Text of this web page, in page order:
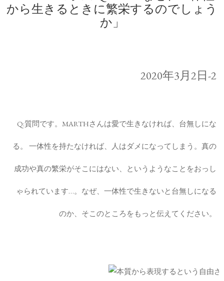
から生きるときに繁栄するのでしょう
か」
2020年3月2日-2
Q:質問です。MARTHさんは愛で生きなければ、台無しにな
る。 一体性を持たなければ、人はダメになってしまう。真の
成功や真の繁栄がそこにはない、というようなことをおっし
ゃられています…。なぜ、一体性で生きないと台無しになる
のか、そこのところをもっと伝えてください。